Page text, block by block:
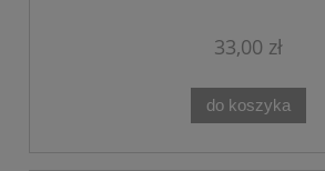
33,00 zł
do koszyka